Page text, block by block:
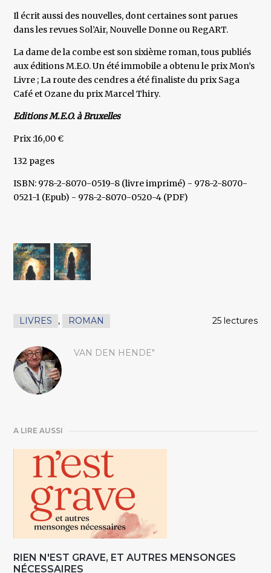
Il écrit aussi des nouvelles, dont certaines sont parues
dans les revues Sol’Air, Nouvelle Donne ou RegART.
La dame de la combe est son sixième roman, tous publiés
aux éditions M.E.O. Un été immobile a obtenu le prix Mon’s
Livre ; La route des cendres a été finaliste du prix Saga
Café et Ozane du prix Marcel Thiry.
Editions M.E.O. à Bruxelles
Prix :16,00 €
132 pages
ISBN: 978-2-8070-0519-8 (livre imprimé) - 978-2-8070-
0521-1 (Epub) - 978-2-8070-0520-4 (PDF)
LIVRES , ROMAN 25 lectures
VAN DEN HENDE"
A LIRE AUSSI
RIEN N'EST GRAVE, ET AUTRES MENSONGES
NÉCESSAIRES